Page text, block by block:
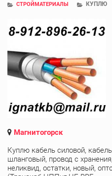
СТРОЙМАТЕРИАЛЫ КУПЛЮ
Магнитогорск
Куплю кабель силовой,
шланговый, провод с
неликвид, остатки, новый,